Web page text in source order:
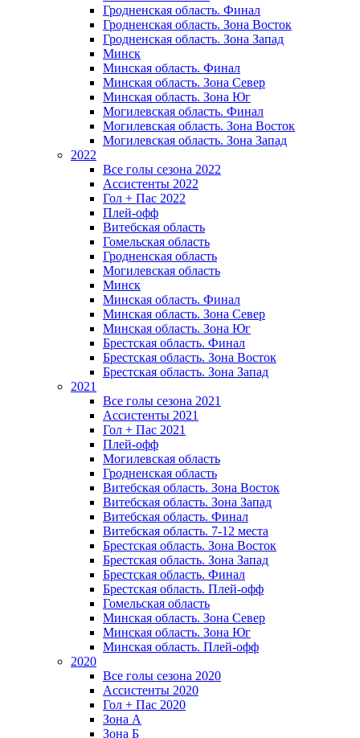
Гродненская область. Финал
Гродненская область. Зона Восток
Гродненская область. Зона Запад
Минск
Минская область. Финал
Минская область. Зона Север
Минская область. Зона Юг
Могилевская область. Финал
Могилевская область. Зона Восток
Могилевская область. Зона Запад
2022
Все голы сезона 2022
Ассистенты 2022
Гол + Пас 2022
Плей-офф
Витебская область
Гомельская область
Гродненская область
Могилевская область
Минск
Mинская область. Финал
Минская область. Зона Север
Минская область. Зона Юг
Брестская область. Финал
Брестская область. Зона Восток
Брестская область. Зона Запад
2021
Все голы сезона 2021
Ассистенты 2021
Гол + Пас 2021
Плей-офф
Могилевская область
Гродненская область
Витебская область. Зона Восток
Витебская область. Зона Запад
Витебская область. Финал
Витебская область. 7-12 места
Брестская область. Зона Восток
Брестская область. Зона Запад
Брестская область. Финал
Брестская область. Плей-офф
Гомельская область
Минская область. Зона Север
Минская область. Зона Юг
Минская область. Плей-офф
2020
Все голы сезона 2020
Ассистенты 2020
Гол + Пас 2020
Зона А
Зона Б